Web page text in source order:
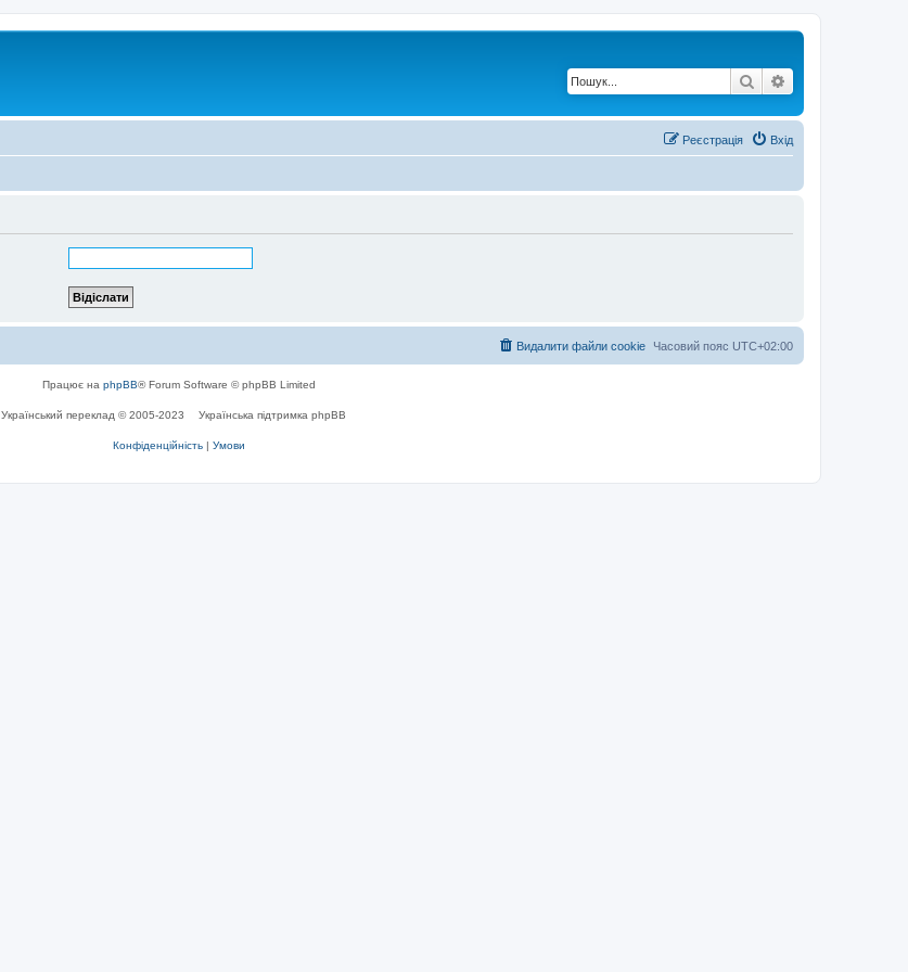
Пошук
Вхід
Реєстрація
Часовий пояс UTC+02:00
Видалити файли cookie
Працює на phpBB® Forum Software © phpBB Limited
Український переклад © 2005-2023 Українська підтримка phpBB
Конфіденційність | Умови